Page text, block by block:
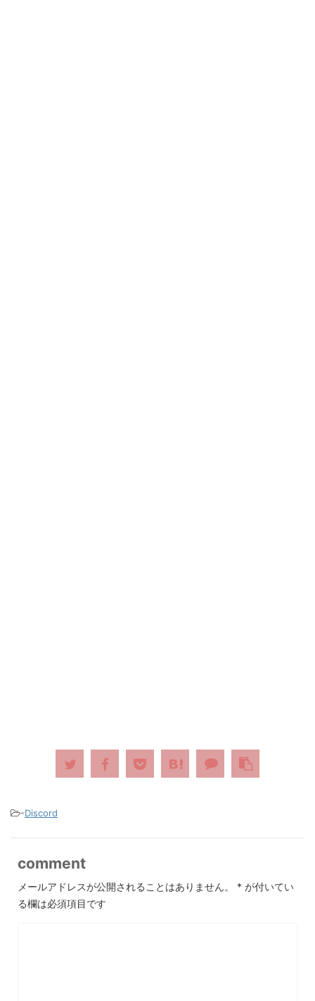
-Discord
comment
メールアドレスが公開されることはありません。 * が付いてい
る欄は必須項目です